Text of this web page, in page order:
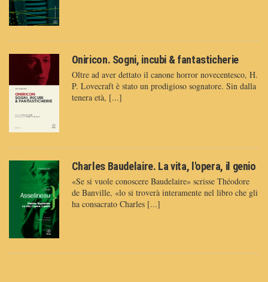
Oniricon. Sogni, incubi & fantasticherie
Oltre ad aver dettato il canone horror novecentesco, H.
P. Lovecraft è stato un prodigioso sognatore. Sin dalla
tenera età, [...]
Charles Baudelaire. La vita, l'opera, il genio
«Se si vuole conoscere Baudelaire» scrisse Théodore
de Banville, «lo si troverà interamente nel libro che gli
ha consacrato Charles [...]